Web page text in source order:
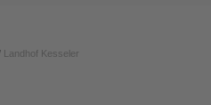
Landhof Kesseler